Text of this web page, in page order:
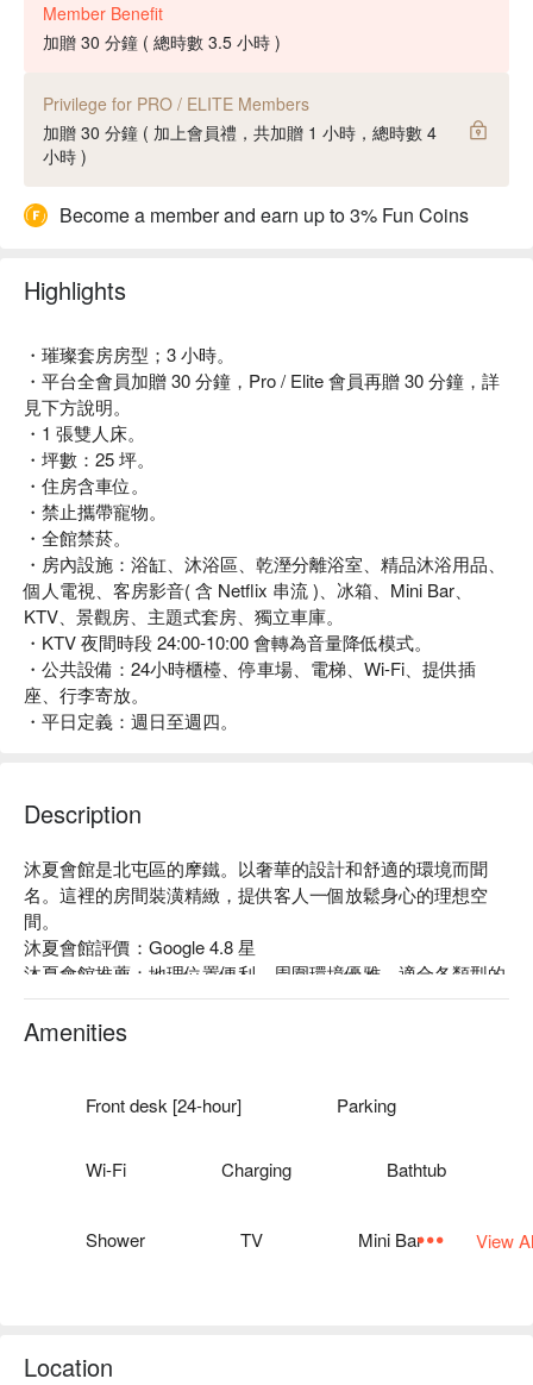
Member Benefit
加贈 30 分鐘 ( 總時數 3.5 小時 )
Privilege for PRO / ELITE Members
加贈 30 分鐘 ( 加上會員禮，共加贈 1 小時，總時數 4
小時 )
Become a member and earn up to 3% Fun Coins
Highlights
・璀璨套房房型；3 小時。
・平台全會員加贈 30 分鐘，Pro / Elite 會員再贈 30 分鐘，詳
見下方說明。
・1 張雙人床。
・坪數：25 坪。
・住房含車位。
・禁止攜帶寵物。
・全館禁菸。
・房內設施：浴缸、沐浴區、乾溼分離浴室、精品沐浴用品、
個人電視、客房影音( 含 Netflix 串流 )、冰箱、Mini Bar、
KTV、景觀房、主題式套房、獨立車庫。
・KTV 夜間時段 24:00-10:00 會轉為音量降低模式。
・公共設備：24小時櫃檯、停車場、電梯、Wi-Fi、提供插
座、行李寄放。
・平日定義：週日至週四。
Description
沐夏會館是北屯區的摩鐵。以奢華的設計和舒適的環境而聞
名。這裡的房間裝潢精緻，提供客人一個放鬆身心的理想空
間。
沐夏會館評價：Google 4.8 星
沐夏會館推薦：地理位置便利，周圍環境優雅，適合各類型的
客人。無論是商務出差還是家庭旅遊，這裡都能提供舒適的住
宿體驗。
Amenities
Front desk [24-hour] Parking
Wi-Fi Charging Bathtub
Shower TV Mini Bar View
Location